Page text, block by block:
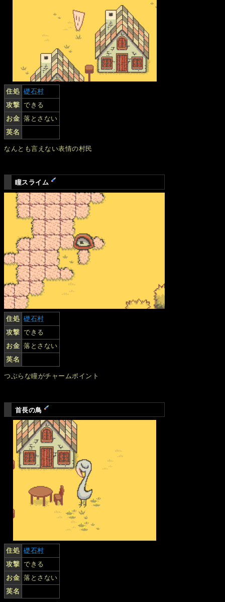
住処 礎石村
攻撃 できる
お金 落とさない
英名
なんとも言えない表情の村民
瞳スライム
住処 礎石村
攻撃 できる
お金 落とさない
英名
つぶらな瞳がチャームポイント
首長の鳥
住処 礎石村
攻撃 できる
お金 落とさない
英名